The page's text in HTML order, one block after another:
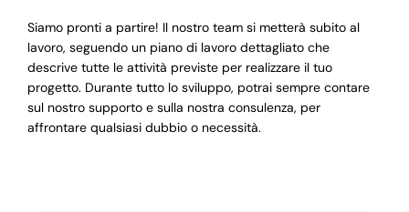
Siamo pronti a partire! Il nostro team si metterà subito al
lavoro, seguendo un piano di lavoro dettagliato che
descrive tutte le attività previste per realizzare il tuo
progetto. Durante tutto lo sviluppo, potrai sempre contare
sul nostro supporto e sulla nostra consulenza, per
affrontare qualsiasi dubbio o necessità.